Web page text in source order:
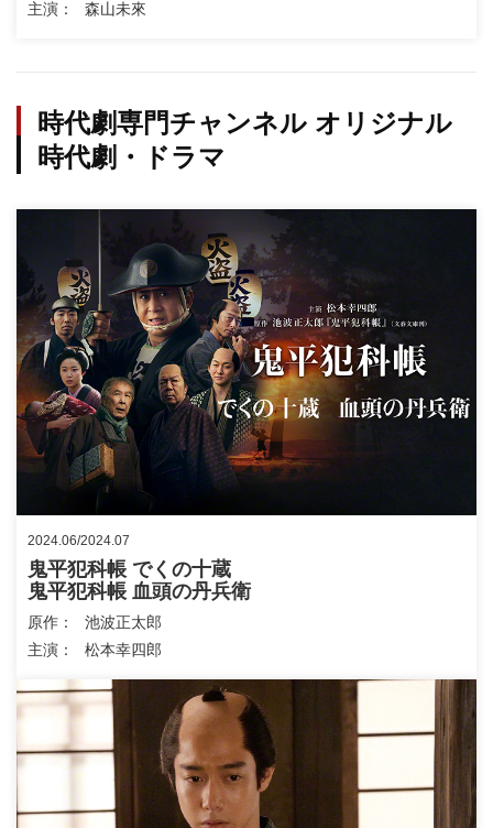
主演 森山未來
時代劇専門チャンネル オリジナル
時代劇・ドラマ
2024.06/2024.07
鬼平犯科帳 でくの十蔵
鬼平犯科帳 血頭の丹兵衛
原作
主演
池波正太郎
松本幸四郎